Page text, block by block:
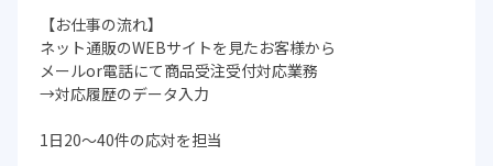
【お仕事の流れ】
ネット通販のWEBサイトを見たお客様から
メールor電話にて商品受注受付対応業務
→対応履歴のデータ入力
1日20～40件の応対を担当